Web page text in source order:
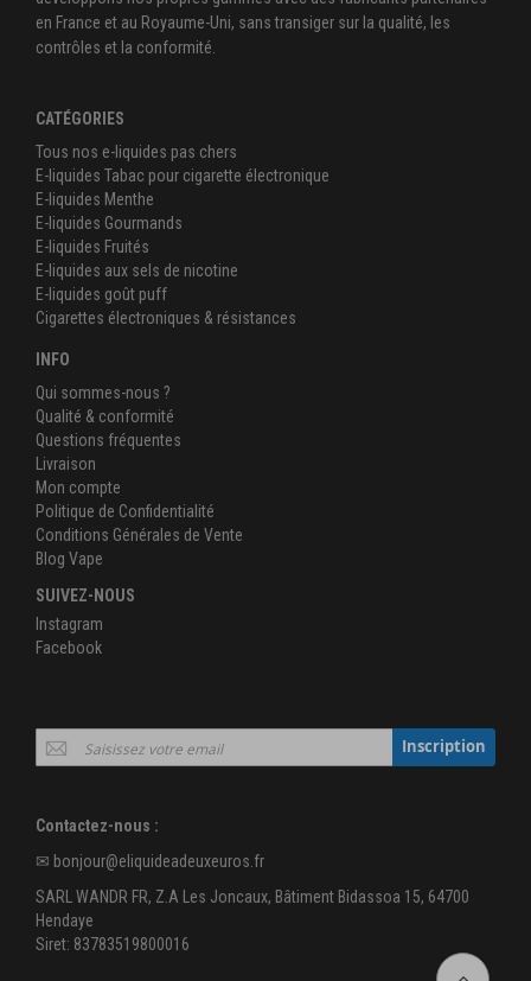
en France et au Royaume-Uni, sans transiger sur la qualité, les
contrôles et la conformité.
CATÉGORIES
Tous nos e-liquides pas chers
E-liquides Tabac pour cigarette électronique
E-liquides Menthe
E-liquides Gourmands
E-liquides Fruités
E-liquides aux sels de nicotine
E-liquides goût puff
Cigarettes électroniques & résistances
INFO
Qui sommes-nous ?
Qualité & conformité
Questions fréquentes
Livraison
Mon compte
Politique de Confidentialité
Conditions Générales de Vente
Blog Vape
SUIVEZ-NOUS
Instagram
Facebook
Inscription
à
:
Inscription
Contactez-nous :
✉ bonjour@eliquideadeuxeuros.fr
SARL WANDR FR, Z.A Les Joncaux, Bâtiment Bidassoa 15, 64700
Hendaye
Siret: 83783519800016